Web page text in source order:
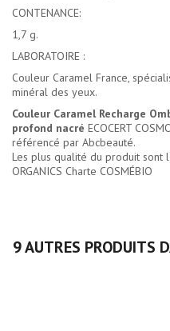
CONTENANCE:
1,7 g.
LABORATOIRE :
Couleur Caramel France,
minéral des yeux.
Couleur Caramel Recharge
profond nacré ECOCERT
référencé par Abcbeauté.
Les plus qualité du produit sont
ORGANICS Charte COSMÉBIO
9 AUTRES PRODUITS